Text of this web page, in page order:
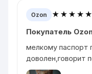
Ozon ★★★★★
Покупатель
мелкому паспорт
доволен,говорит